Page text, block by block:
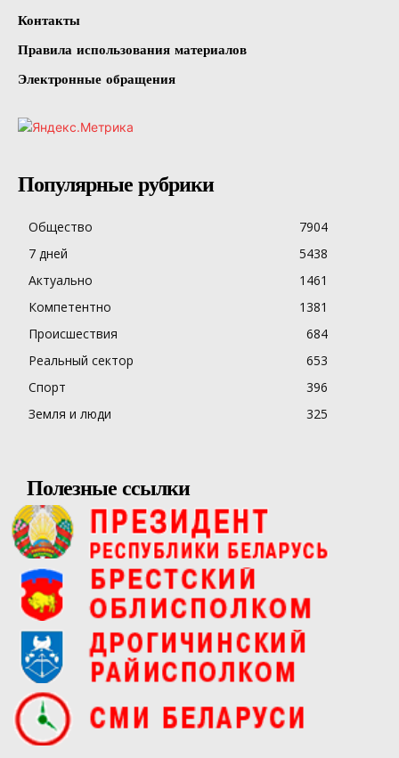
Контакты
Правила использования материалов
Электронные обращения
Популярные рубрики
Общество
7904
7 дней
5438
Актуально
1461
Компетентно
1381
Происшествия
684
Реальный сектор
653
Спорт
396
Земля и люди
325
Полезные ссылки